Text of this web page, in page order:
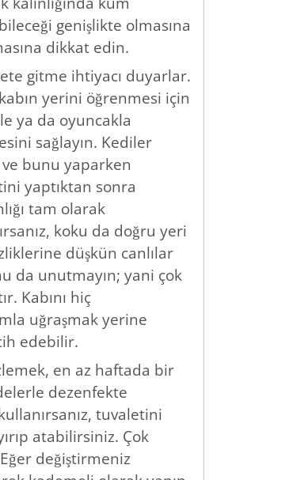
genişlikte olmasına
dikkat edin.
gitme ihtiyacı duyarlar.
yerini öğrenmesi için
ya da oyuncakla
sağlayın. Kediler
ve bunu yaparken
yaptıktan sonra
tam olarak
koku da doğru yeri
düşkün canlılar
da unutmayın; yani çok
Kabını hiç
uğraşmak yerine
edebilir.
en az haftada bir
dezenfekte
tuvaletini
atabilirsiniz. Çok
değiştirmeniz